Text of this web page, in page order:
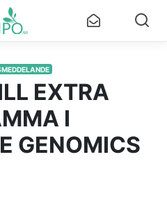
EXTRA
I
GENOMICS